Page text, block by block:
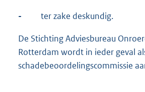
- ter zake deskundig.
De Stichting Adviesbureau
Rotterdam wordt in ieder geval
schadebeoordelingscommissie